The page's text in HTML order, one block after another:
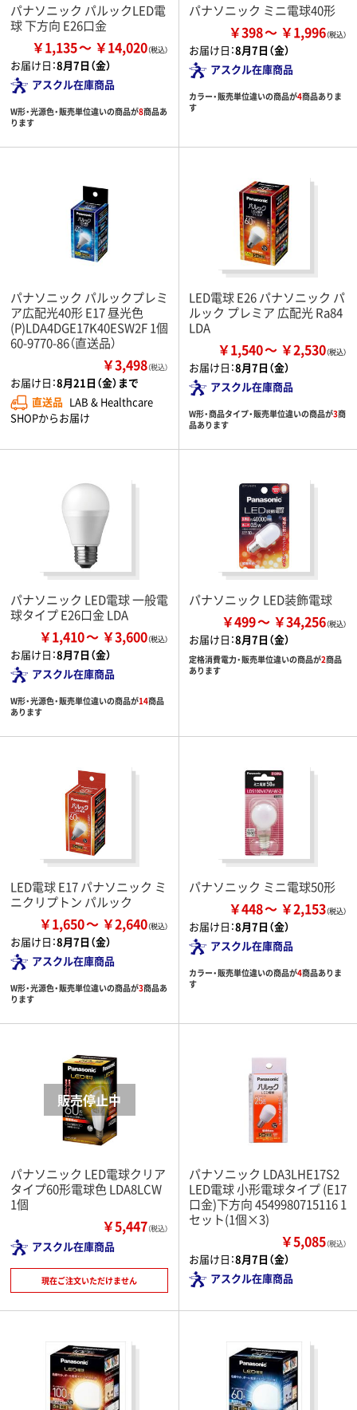
パナソニック パルックLED電
球 下方向 E26口金
￥1,135 ￥14,020
お届け日：8月7日（金）
アスクル在庫商品
W形・光源色・販売単位違いの商品が8商品あ
ります
パナソニック ミニ電球40形
￥398 ￥1,996
お届け日：8月7日（金）
アスクル在庫商品
カラー・販売単位違いの商品が4商品ありま
す
パナソニック パルックプレミ
ア広配光40形 E17 昼光色
(P)LDA4DGE17K40ESW2F 1個
60-9770-86（直送品）
￥3,498（税込）
お届け日：8月21日（金）まで
直送品 LAB & Healthcare
SHOPからお届け
LED電球 E26 パナソニック パ
ルック プレミア 広配光 Ra84
LDA
￥1,540 ￥2,530
お届け日：8月7日（金）
アスクル在庫商品
W形・商品タイプ・販売単位違いの商品が3商
品あります
パナソニック LED電球 一般電
球タイプ E26口金 LDA
￥1,410 ￥3,600
お届け日：8月7日（金）
アスクル在庫商品
W形・光源色・販売単位違いの商品が14商品
あります
パナソニック LED装飾電球
￥499 ￥34,256
お届け日：8月7日（金）
定格消費電力・販売単位違いの商品が2商品
あります
LED電球 E17 パナソニック ミ
ニクリプトン パルック
￥1,650 ￥2,640
お届け日：8月7日（金）
アスクル在庫商品
W形・光源色・販売単位違いの商品が3商品あ
ります
パナソニック ミニ電球50形
￥448 ￥2,153
お届け日：8月7日（金）
アスクル在庫商品
カラー・販売単位違いの商品が4商品ありま
す
パナソニック LED電球クリア
タイプ60形電球色 LDA8LCW
1個
￥5,447（税込）
アスクル在庫商品
現在ご注文いただけません
パナソニック LDA3LHE17S2
LED電球 小形電球タイプ (E17
口金)下方向 4549980715116 1
セット(1個×3)
￥5,085（税込）
お届け日：8月7日（金）
アスクル在庫商品